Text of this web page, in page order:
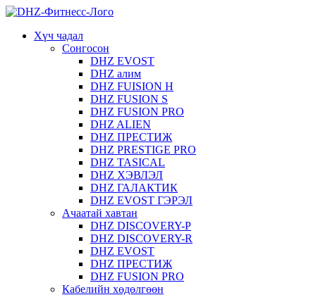
Хүч чадал
Сонгосон
DHZ EVOST
DHZ алим
DHZ FUISION H
DHZ FUSION S
DHZ FUSION PRO
DHZ ALIEN
DHZ ПРЕСТИЖ
DHZ PRESTIGE PRO
DHZ TASICAL
DHZ ХЭВЛЭЛ
DHZ ГАЛАКТИК
DHZ EVOST ГЭРЭЛ
Ачаатай хавтан
DHZ DISCOVERY-P
DHZ DISCOVERY-R
DHZ EVOST
DHZ ПРЕСТИЖ
DHZ FUSION PRO
Кабелийн хөдөлгөөн